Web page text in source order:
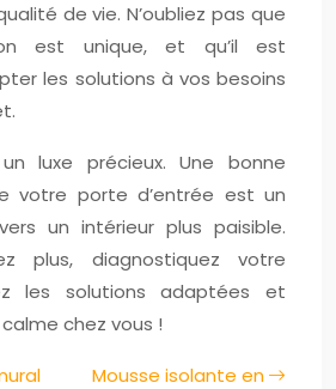
de vie. N’oubliez pas que
est unique, et qu’il est
les solutions à vos besoins
luxe précieux. Une bonne
votre porte d’entrée est un
un intérieur plus paisible.
plus, diagnostiquez votre
les solutions adaptées et
chez vous !
Mousse isolante en